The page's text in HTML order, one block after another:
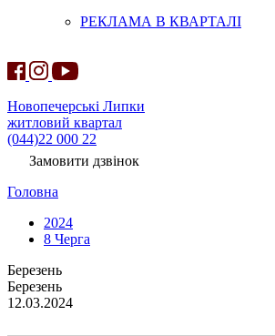
РЕКЛАМА В КВАРТАЛІ
Новопечерські Липки
житловий квартал
(044)22 000 22
Замовити дзвінок
Головна
2024
8 Черга
Березень
Березень
12.03.2024